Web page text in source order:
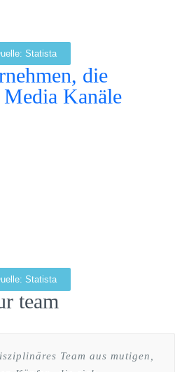
Statista
die
Kanäle
Statista
team
Team aus mutigen,